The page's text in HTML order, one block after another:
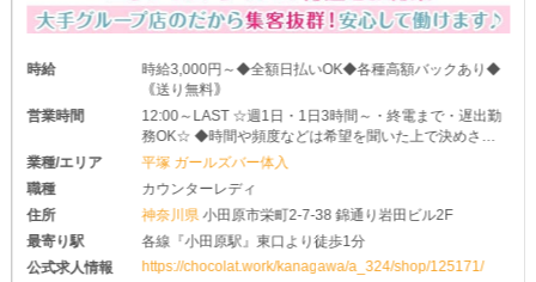
時給
時給3,000円～◆全額日払いOK◆各種高額バックあり◆
｟送り無料｠
営業時間
12:00～LAST ☆週1日・1日3時間～・終電まで・遅出勤
務OK☆ ◆時間や頻度などは希望を聞いた上で決めさせ
て頂きます♪ ◆レギュラー出勤ももちろんOKです
業種/エリア
平塚 ガールズバー体入
職種
カウンターレディ
住所
神奈川県小田原市栄町2-7-38 錦通り岩田ビル2F
最寄り駅
各線『小田原駅』東口より徒歩1分
公式求人情報
https://chocolat.work/kanagawa/a_324/shop/125171/